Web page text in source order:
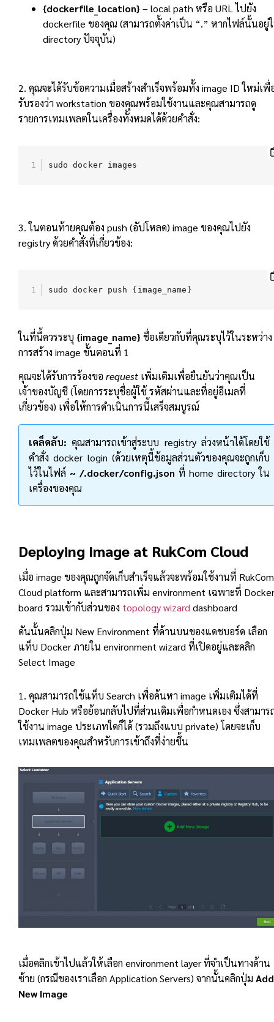
{dockerfile_location} – local path หรือ URL ไปยัง
dockerfile ของคุณ (สามารถตั้งค่าเป็น “.” หากไฟล์นั้นอยู่
directory ปัจจุบัน)
2. คุณจะได้รับข้อความเมื่อสร้างสำเร็จพร้อมทั้ง image ID ใหม่เพื่
รับรองว่า workstation ของคุณพร้อมใช้งานและคุณสามารถดู
รายการเทมเพลตในเครื่องทั้งหมดได้ด้วยคำสั่ง:
sudo docker images
3. ในตอนท้ายคุณต้อง push (อัปโหลด) image ของคุณไปยัง
registry ด้วยคำสั่งที่เกี่ยวข้อง:
sudo docker push {image_name}
ในที่นี้ควรระบุ {image_name} ชื่อเดียวกับที่คุณระบุไว้ในระหว่าง
การสร้าง image ขั้นตอนที่ 1
คุณจะได้รับการร้องขอ request เพิ่มเติมเพื่อยืนยันว่าคุณเป็น
เจ้าของบัญชี (โดยการระบุชื่อผู้ใช้ รหัสผ่านและที่อยู่อีเมลที่
เกี่ยวข้อง) เพื่อให้การดำเนินการนี้เสร็จสมบูรณ์
เคล็ดลับ: คุณสามารถเข้าสู่ระบบ registry ล่วงหน้าได้โดยใช้
คำสั่ง docker login (ด้วยเหตุนี้ข้อมูลส่วนตัวของคุณจะถูกเก็บ
ไว้ในไฟล์ ~ /.docker/config.json ที่ home directory ใน
เครื่องของคุณ
Deploying Image at RukCom Cloud
เมื่อ image ของคุณถูกจัดเก็บสำเร็จแล้วจะพร้อมใช้งานที่ RukCom
Cloud platform และสามารถเพิ่ม environment เฉพาะที่ Docker
board รวมเข้ากับส่วนของ topology wizard dashboard
ดันนั้นคลิกปุ่ม New Environment ที่ด้านบนของแดชบอร์ด เลือก
แท็บ Docker ภายใน environment wizard ที่เปิดอยู่และคลิก
Select Image
1. คุณสามารถใช้แท็บ Search เพื่อค้นหา image เพิ่มเติมได้ที่
Docker Hub หรือย้อนกลับไปที่ส่วนเดิมเพื่อกำหนดเอง ซึ่งสามาร
ใช้งาน image ประเภทใดก็ได้ (รวมถึงแบบ private) โดยจะเก็บ
เทมเพลตของคุณสำหรับการเข้าถึงที่ง่ายขึ้น
เมื่อคลิกเข้าไปแล้วให้เลือก environment layer ที่จำเป็นทางด้าน
ซ้าย (กรณีของเราเลือก Application Servers) จากนั้นคลิกปุ่ม Add
New Image